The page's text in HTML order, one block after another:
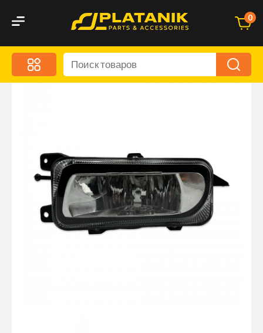
0
Меню
Акционные предложения
Оптика и светотехника
Брызговики
Запчасти кузова и зеркала
Малый коммерческий транспорт